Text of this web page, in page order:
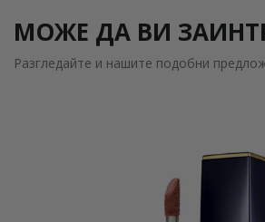
МОЖЕ ДА ВИ
Разгледайте и нашите подобни